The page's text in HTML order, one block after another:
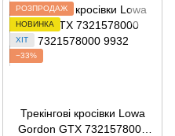
РОЗПРОДАЖ
НОВИНКА
ХІТ
−33%
Трекінгові кросівки Lowa
Gordon GTX 7321578000